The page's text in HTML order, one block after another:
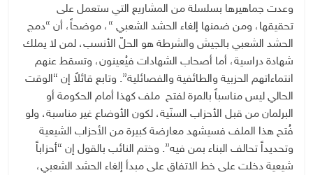
وعدت جماهيرها بسلسلة من المشاريع التي ستعمل على
تحقيقها، ومن ضمنها إلغاء الحشد الشعبي “، موضحاً، أن “دمج
الحشد الشعبي بالجيش والشرطة هو الحلّ الأنسب، لمن لا يملك
شهادة دراسية، أما أصحاب الشهادات فيُعينون، وتسقط عنهم
انتماءاتهم الحزبية والطائفية والفصائلية”. وتابع قائلاً إن “الوقت
الحالي ليس مناسباً بالمرة لفتح ملف كهذا أمام الحكومة أو
البرلمان من قبل الأحزاب السنّية، لكون الأوضاع غير مناسبة، ولو
فُتح هذا الملف فسيشهد معارضة كبيرة من الأحزاب الشيعية
وتحديداً تحالف البناء بمن فيه”. وختم النائب بالقول إن “أحزاباً
شيعية دخلت على خط الاتفاق على مبدأ إلغاء الحشد الشعبي،